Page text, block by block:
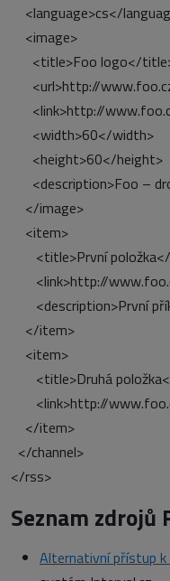
<language>cs</
<image>
<title>Foo logo</
<url>http://
<link>http://
<width>60</width>
<height>60</height>
<description>Foo –
</image>
<item>
<title>První
<link>http://
<description>První
</item>
<item>
<title>Druhá
<link>http://
</item>
</channel>
</rss>
Seznam zdrojů
Alternativní přístup